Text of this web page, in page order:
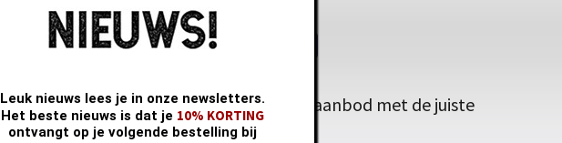
QTY
Check ons ruim aanbod met de juiste
maatindicatie.
Leuk nieuws lees je in onze newsletters.
Het beste nieuws is dat je 10% KORTING
ontvangt op je volgende bestelling bij